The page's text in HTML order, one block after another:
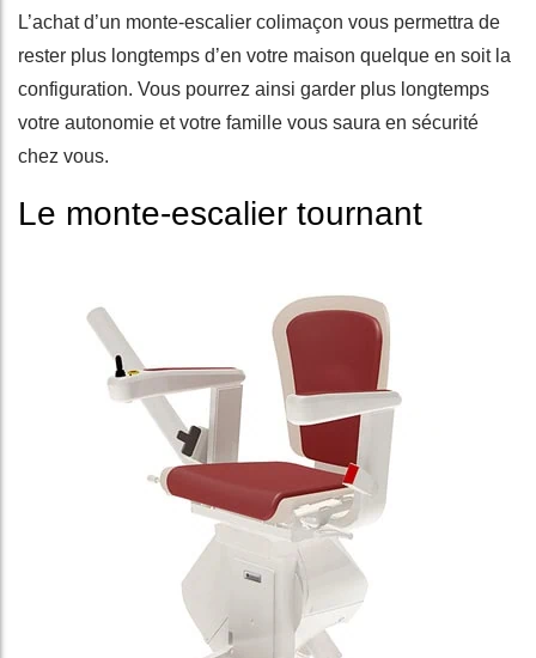
L’achat d’un monte-escalier colimaçon vous permettra de
rester plus longtemps d’en votre maison quelque en soit la
configuration. Vous pourrez ainsi garder plus longtemps
votre autonomie et votre famille vous saura en sécurité
chez vous.
Le monte-escalier tournant